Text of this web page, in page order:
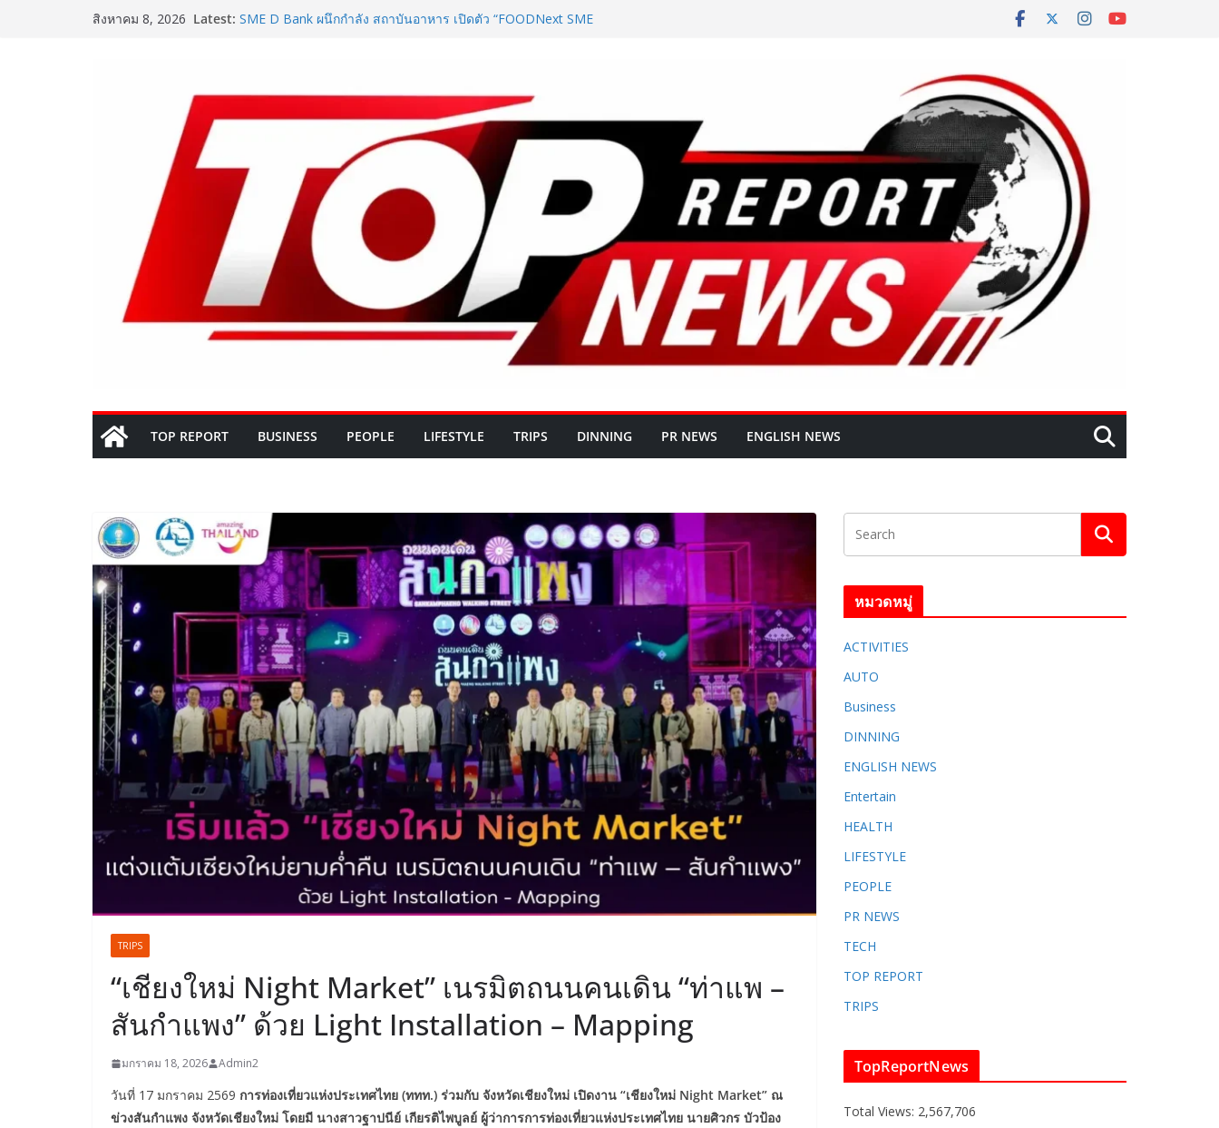
สิงหาคม 8, 2026 Latest: SME D Bank ผนึกกำลัง สถาบันอาหาร เปิดตัว “FOODNext SME
เครือข่ายโลก สร้างมูลค่าเศรษฐกิจใหม่ ขานรับตลาดโภชนาการ
เติมวิตามินซีในทุกวัน พร้อมโปรโมชั่นสุดคุ้ม! “บีไชน์ ไบโอ โปร ซี”
ซื้อ 1 แถม 1 เพียง 49 บาท ที่เซเว่น อีเลฟเว่น ถึง 23 ส.ค. นี้
‘RAKSAPHAN’ เปิดฉากคอลเลกชันระดับมาสเตอร์พีซคอลเลกชัน
แรก รังสรรค์ “ผ้าลายน้ำไหล” สู่ชิ้นงานศิลปะสะสมสุดลิมิเต็ด
ถ่ายทอดภูมิปัญญาท้องถิ่นสู่สุนทรียภาพระดับสากล
เปิดตัวเทคโนโลยีเพื่อเด็ก LD ในงาน NCPD 2026 “ทองก้อนใหญ่”
ชูนวัตกรรมช่วยงานแพทย์และนักฟื้นฟู
TOP REPORT BUSINESS PEOPLE LIFESTYLE TRIPS DINNING PR NEWS ENGLISH​ NEWS
TRIPS
“เชียงใหม่ Night Market” เนรมิตถนนคนเดิน “ท่าแพ –
สันกำแพง” ด้วย Light Installation – Mapping
มกราคม 18, 2026 Admin2
วันที่ 17 มกราคม 2569 การท่องเที่ยวแห่งประเทศไทย (ททท.) ร่วมกับ จังหวัดเชียงใหม่ เปิดงาน “เชียงใหม่ Night Market” ณ
ข่วงสันกำแพง จังหวัดเชียงใหม่ โดยมี นางสาวฐาปนีย์ เกียรติไพบูลย์ ผู้ว่าการการท่องเที่ยวแห่งประเทศไทย นายศิวกร บัวป้อง
หมวดหมู่
ACTIVITIES
AUTO
Business
DINNING
ENGLISH​ NEWS
Entertain
HEALTH
LIFESTYLE
PEOPLE
PR NEWS
TECH
TOP REPORT
TRIPS
TopReportNews
Total Views: 2,567,706